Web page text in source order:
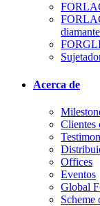
Acerca de
Clientes
Offices
Eventos
Global
Scheme